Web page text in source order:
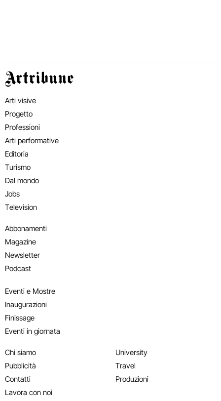
Artribune
Arti visive
Progetto
Professioni
Arti performative
Editoria
Turismo
Dal mondo
Jobs
Television
Abbonamenti
Magazine
Newsletter
Podcast
Eventi e Mostre
Inaugurazioni
Finissage
Eventi in giornata
Chi siamo
Pubblicità
Contatti
Lavora con noi
University
Travel
Produzioni